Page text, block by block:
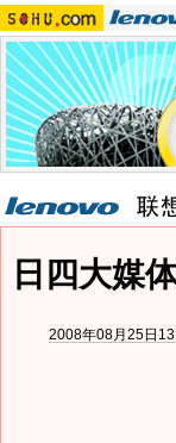
日四大媒
2008年08月25日